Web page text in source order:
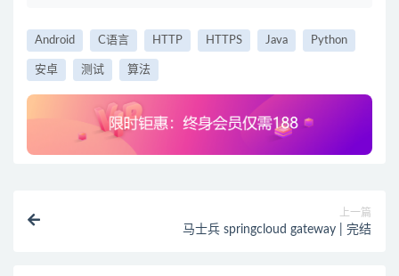
Android C语言 HTTP HTTPS Java Python
安卓 测试 算法
上一篇
马士兵 springcloud gateway | 完结